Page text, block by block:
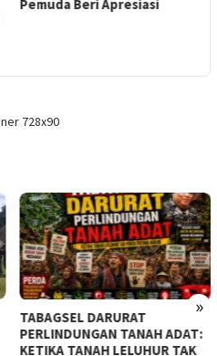
Pemuda Beri Apresiasi
»
TABAGSEL DARURAT
PERLINDUNGAN TANAH ADAT:
KETIKA TANAH LELUHUR TAK